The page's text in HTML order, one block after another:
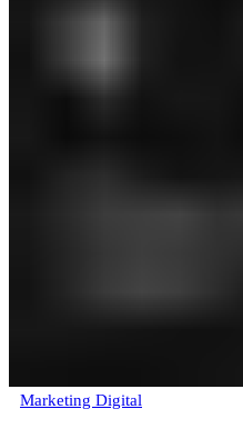
Marketing Digital